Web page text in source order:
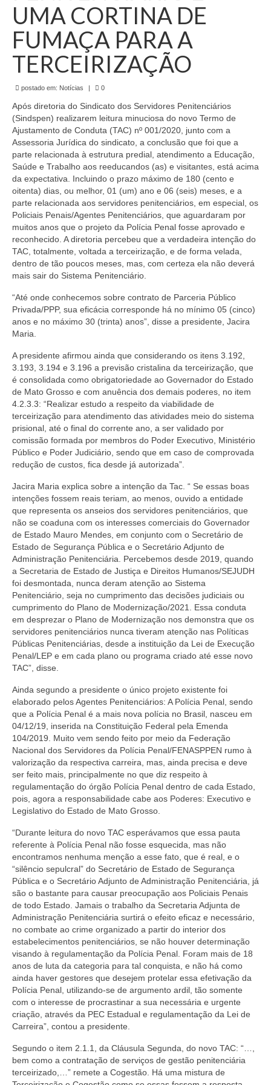
de Mato Grosso
Formulário de Requerimento Padrão Sindsppen
Estatuto do Sindsppen
Tabela Salarial do Sistema Penitenciário
Serviços prestados pelo Sindicato dos
Servidores Penitenciários de Mato Grosso
Filie-se
Notícias Gerais
Artigos
Esportes
Nota de Falecimento
Notícias
Convênios
Fale Conosco
Permutas Disponíveis
Área do Filiado
Regimento interno do Sindsppen
UMA CORTINA DE
FUMAÇA PARA A
TERCEIRIZAÇÃO
postado em: Notícias | 0
Após diretoria do Sindicato dos Servidores Penitenciários
(Sindspen) realizarem leitura minuciosa do novo Termo de
Ajustamento de Conduta (TAC) nº 001/2020, junto com a
Assessoria Jurídica do sindicato, a conclusão que foi que a
parte relacionada à estrutura predial, atendimento a Educação,
Saúde e Trabalho aos reeducandos (as) e visitantes, está acima
da expectativa. Incluindo o prazo máximo de 180 (cento e
oitenta) dias, ou melhor, 01 (um) ano e 06 (seis) meses, e a
parte relacionada aos servidores penitenciários, em especial, os
Policiais Penais/Agentes Penitenciários, que aguardaram por
muitos anos que o projeto da Polícia Penal fosse aprovado e
reconhecido. A diretoria percebeu que a verdadeira intenção do
TAC, totalmente, voltada a terceirização, e de forma velada,
dentro de tão poucos meses, mas, com certeza ela não deverá
mais sair do Sistema Penitenciário.
“Até onde conhecemos sobre contrato de Parceria Público
Privada/PPP, sua eficácia corresponde há no mínimo 05 (cinco)
anos e no máximo 30 (trinta) anos”, disse a presidente, Jacira
Maria.
A presidente afirmou ainda que considerando os itens 3.192,
3.193, 3.194 e 3.196 a previsão cristalina da terceirização, que
é consolidada como obrigatoriedade ao Governador do Estado
de Mato Grosso e com anuência dos demais poderes, no item
4.2.3.3: “Realizar estudo a respeito da viabilidade de
terceirização para atendimento das atividades meio do sistema
prisional, até o final do corrente ano, a ser validado por
comissão formada por membros do Poder Executivo, Ministério
Público e Poder Judiciário, sendo que em caso de comprovada
redução de custos, fica desde já autorizada”.
Jacira Maria explica sobre a intenção da Tac. “ Se essas boas
intenções fossem reais teriam, ao menos, ouvido a entidade
que representa os anseios dos servidores penitenciários, que
não se coaduna com os interesses comerciais do Governador
de Estado Mauro Mendes, em conjunto com o Secretário de
Estado de Segurança Pública e o Secretário Adjunto de
Administração Penitenciária. Percebemos desde 2019, quando
a Secretaria de Estado de Justiça e Direitos Humanos/SEJUDH
foi desmontada, nunca deram atenção ao Sistema
Penitenciário, seja no cumprimento das decisões judiciais ou
cumprimento do Plano de Modernização/2021. Essa conduta
em desprezar o Plano de Modernização nos demonstra que os
servidores penitenciários nunca tiveram atenção nas Políticas
Públicas Penitenciárias, desde a instituição da Lei de Execução
Penal/LEP e em cada plano ou programa criado até esse novo
TAC”, disse.
Ainda segundo a presidente o único projeto existente foi
elaborado pelos Agentes Penitenciários: A Polícia Penal, sendo
que a Polícia Penal é a mais nova polícia no Brasil, nasceu em
04/12/19, inserida na Constituição Federal pela Emenda
104/2019. Muito vem sendo feito por meio da Federação
Nacional dos Servidores da Polícia Penal/FENASPPEN rumo à
valorização da respectiva carreira, mas, ainda precisa e deve
ser feito mais, principalmente no que diz respeito à
regulamentação do órgão Polícia Penal dentro de cada Estado,
pois, agora a responsabilidade cabe aos Poderes: Executivo e
Legislativo do Estado de Mato Grosso.
“Durante leitura do novo TAC esperávamos que essa pauta
referente à Polícia Penal não fosse esquecida, mas não
encontramos nenhuma menção a esse fato, que é real, e o
“silêncio sepulcral” do Secretário de Estado de Segurança
Pública e o Secretário Adjunto de Administração Penitenciária, já
são o bastante para causar preocupação aos Policiais Penais
de todo Estado. Jamais o trabalho da Secretaria Adjunta de
Administração Penitenciária surtirá o efeito eficaz e necessário,
no combate ao crime organizado a partir do interior dos
estabelecimentos penitenciários, se não houver determinação
visando à regulamentação da Polícia Penal. Foram mais de 18
anos de luta da categoria para tal conquista, e não há como
ainda haver gestores que desejem protelar essa efetivação da
Polícia Penal, utilizando-se de argumento ardil, tão somente
com o interesse de procrastinar a sua necessária e urgente
criação, através da PEC Estadual e regulamentação da Lei de
Carreira”, contou a presidente.
Segundo o item 2.1.1, da Cláusula Segunda, do novo TAC: “…,
bem como a contratação de serviços de gestão penitenciária
terceirizado,…” remete a Cogestão. Há uma mistura de